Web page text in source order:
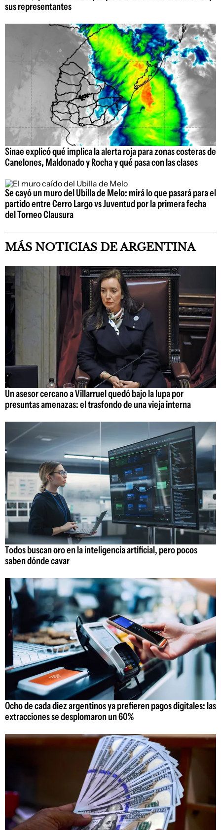
sus representantes
Sinae explicó qué implica la alerta roja para zonas costeras de
Canelones, Maldonado y Rocha y qué pasa con las clases
Se cayó un muro del Ubilla de Melo: mirá lo que pasará para el
partido entre Cerro Largo vs Juventud por la primera fecha
del Torneo Clausura
MÁS NOTICIAS DE ARGENTINA
Un asesor cercano a Villarruel quedó bajo la lupa por
presuntas amenazas: el trasfondo de una vieja interna
Todos buscan oro en la inteligencia artificial, pero pocos
saben dónde cavar
Ocho de cada diez argentinos ya prefieren pagos digitales: las
extracciones se desplomaron un 60%